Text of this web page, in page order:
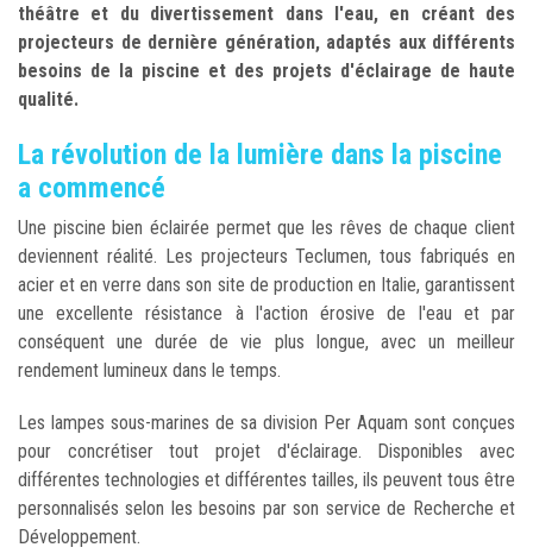
théâtre et du divertissement dans l'eau, en créant des
projecteurs de dernière génération, adaptés aux différents
besoins de la piscine et des projets d'éclairage de haute
qualité.
La révolution de la lumière dans la piscine
a commencé
Une piscine bien éclairée permet que les rêves de chaque client
deviennent réalité. Les projecteurs Teclumen, tous fabriqués en
acier et en verre dans son site de production en Italie, garantissent
une excellente résistance à l'action érosive de l'eau et par
conséquent une durée de vie plus longue, avec un meilleur
rendement lumineux dans le temps.
Les lampes sous-marines de sa division Per Aquam sont conçues
pour concrétiser tout projet d'éclairage. Disponibles avec
différentes technologies et différentes tailles, ils peuvent tous être
personnalisés selon les besoins par son service de Recherche et
Développement.